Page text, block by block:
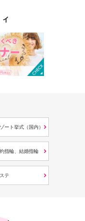
ート挙式（国内）
指輪、結婚指輪
テ